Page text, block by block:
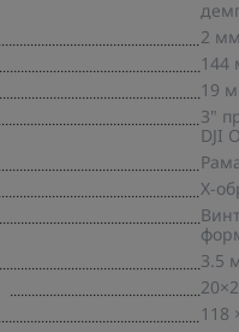
2 мм
144
19
3"
DJI
X-
3.5
118